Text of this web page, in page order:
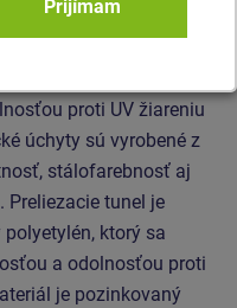
odolnosťou proti
proti UV žiareniu
úchyty sú vyrobené z
stálofarebnosť aj
Preliezacie tunel je
ktorý sa
a odolnosťou proti
je pozinkovaný
Prijímam